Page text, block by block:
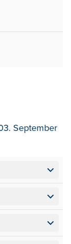
September